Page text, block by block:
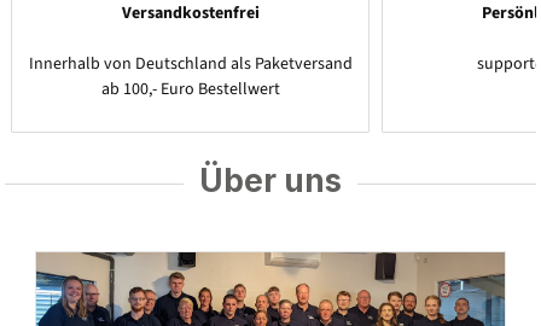
Versandkostenfrei
Innerhalb von Deutschland als Paketversand
ab 100,- Euro Bestellwert
Über uns